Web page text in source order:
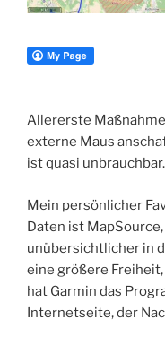
Allererste
externe Maus
ist quasi unbrauchbar.
Mein persönlicher
Daten ist
unübersichtlicher in
eine größere
hat Garmin das
Internetseite, der